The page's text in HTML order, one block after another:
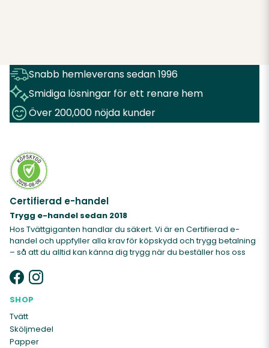
Snabb hemleverans sedan 1996
Smidiga lösningar för ett renare hem
Över 200,000 nöjda kunder
Certifierad e-handel
Trygg e-handel sedan 2018
Hos Tvättgiganten handlar du säkert. Vi är en Certifierad e-
handel och uppfyller alla krav för köpskydd och trygg betalning
– så att du alltid kan känna dig trygg när du beställer hos oss
SHOP
Tvätt
Sköljmedel
Papper